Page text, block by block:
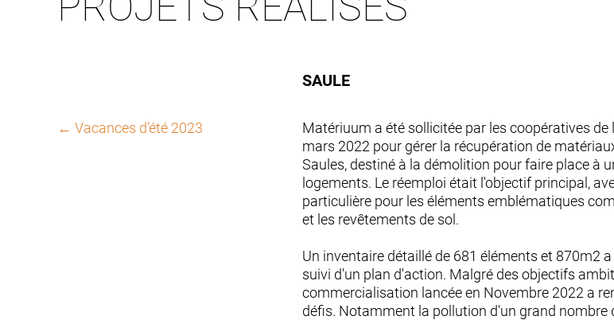
NAVIGATION
← Vacances d’été 2023
SAULE
Matériuum a été sollicitée par les coopératives de
mars 2022 pour gérer la récupération de
Saules, destiné à la démolition pour faire place à
logements. Le réemploi était l'objectif principal,
particulière pour les éléments emblématiques
et les revêtements de sol.
Un inventaire détaillé de 681 éléments et 870m2
suivi d'un plan d'action. Malgré des objectifs
commercialisation lancée en Novembre 2022 a
défis. Notamment la pollution d'un grand nombre